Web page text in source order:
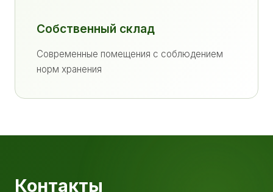
Собственный склад
Современные помещения с соблюдением
норм хранения
Контакты